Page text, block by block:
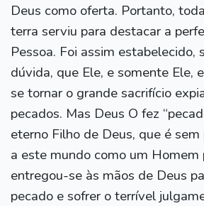
Deus como oferta. Portanto,
terra serviu para destacar a
Pessoa. Foi assim estabelecido,
dúvida, que Ele, e somente Ele,
se tornar o grande sacrifício
pecados. Mas Deus O fez
eterno Filho de Deus, que é
a este mundo como um Homem
entregou-se às mãos de Deus
pecado e sofrer o terrível